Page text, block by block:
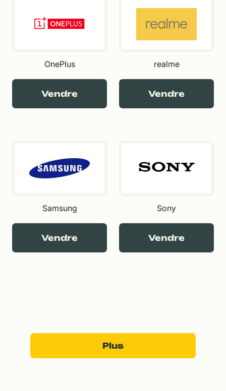
OnePlus
Vendre
realme
Vendre
Samsung
Vendre
Sony
Vendre
Plus